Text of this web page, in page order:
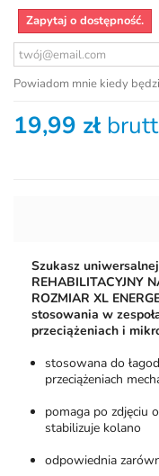
Zapytaj o dostępność.
Powiadom mnie kiedy
19,99 zł
Szukasz
REHABILITACYJNY
ROZMIAR XL
stosowania w
przeciążeniach i
stosowana do
przeciążeniach
pomaga po zdjęciu
stabilizuje kolano
odpowiednia